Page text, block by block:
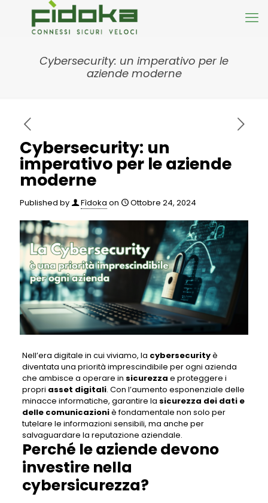
Cybersecurity: un imperativo per le
aziende moderne
Cybersecurity: un
imperativo per le aziende
moderne
Published by Fìdoka on Ottobre 24, 2024
Nell’era digitale in cui viviamo, la cybersecurityè
diventata una priorità imprescindibile per ogni azienda
che ambisce a operare in sicurezza e proteggere i
propri asset digitali. Con l’aumento esponenziale delle
minacce informatiche, garantire la sicurezza dei dati e
delle comunicazioniè fondamentale non solo per
tutelare le informazioni sensibili, ma anche per
salvaguardare la reputazione aziendale.
Perché le aziende devono
investire nella
cybersicurezza?